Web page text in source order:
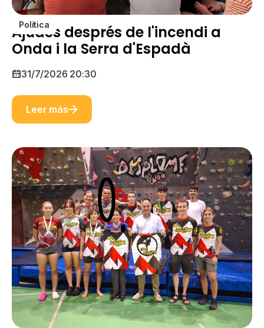
Política
Ajudes després de l'incendi a
Onda i la Serra d'Espadà
31/7/2026 20:30
Leer más